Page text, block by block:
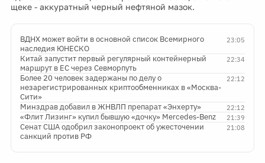
щеке - аккуратный черный нефтяной мазок.
23:05
ВДНХ может войти в основной список Всемирного
наследия ЮНЕСКО
22:34
Китай запустит первый регулярный контейнерный
маршрут в ЕС через Севморпуть
22:12
Более 20 человек задержаны по делу о
незарегистрированных криптообменниках в «Москва-
Сити»
22:12
Минздрав добавил в ЖНВЛП препарат «Энхерту»
21:39
«Флит Лизинг» купил бывшую «дочку» Mercedes-Benz
21:08
Сенат США одобрил законопроект об ужесточении
санкций против РФ